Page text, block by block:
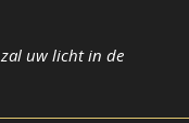
uw licht in de